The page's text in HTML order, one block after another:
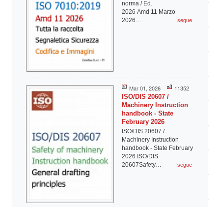
norma / Ed.
2026 Amd 11 Marzo
2026…
segue
Mar 01, 2026 11352
ISO/DIS 20607 /
Machinery Instruction
handbook - State
February 2026
ISO/DIS 20607 /
Machinery Instruction
handbook - State February
2026 ISO/DIS
20607Safety…
segue